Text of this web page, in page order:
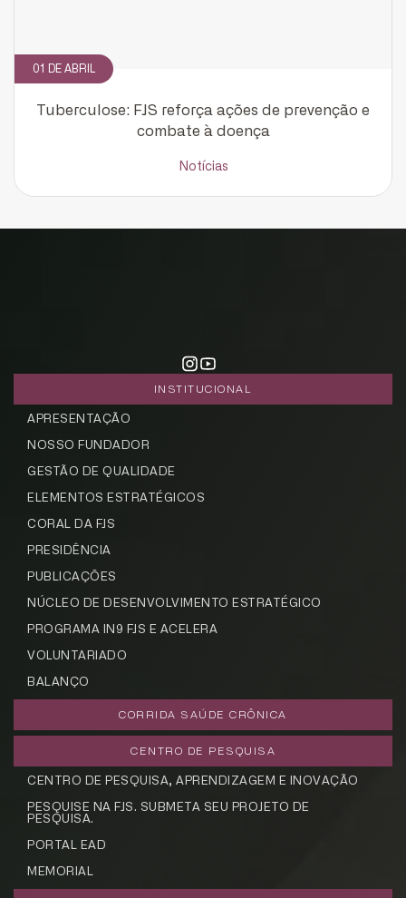
01 DE ABRIL
Tuberculose: FJS reforça ações de prevenção e
combate à doença
Notícias
INSTITUCIONAL
APRESENTAÇÃO
NOSSO FUNDADOR
GESTÃO DE QUALIDADE
ELEMENTOS ESTRATÉGICOS
CORAL DA FJS
PRESIDÊNCIA
PUBLICAÇÕES
NÚCLEO DE DESENVOLVIMENTO ESTRATÉGICO
PROGRAMA IN9 FJS E ACELERA
VOLUNTARIADO
BALANÇO
CORRIDA SAÚDE CRÔNICA
CENTRO DE PESQUISA
CENTRO DE PESQUISA, APRENDIZAGEM E INOVAÇÃO
PESQUISE NA FJS. SUBMETA SEU PROJETO DE
PESQUISA.
PORTAL EAD
MEMORIAL
Cadastrar